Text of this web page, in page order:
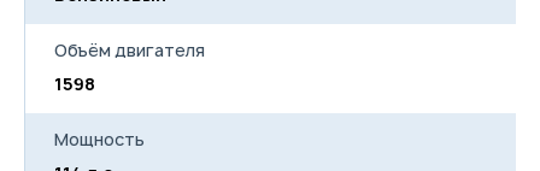
Объём двигателя
1598
Мощность